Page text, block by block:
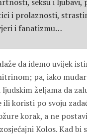
i prolaznosti,
i fanatizmu…
da idemo uvijek
pa, iako
željama da
ili koristi po svoju
korak, a ne
Kolos. Kad bi